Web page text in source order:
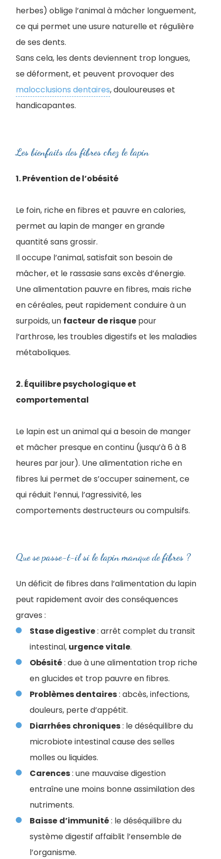
herbes) oblige l’animal à mâcher longuement,
ce qui permet une usure naturelle et régulière
de ses dents.
Sans cela, les dents deviennent trop longues,
se déforment, et peuvent provoquer des
malocclusions dentaires, douloureuses et
handicapantes.
Les bienfaits des fibres chez le lapin
1. Prévention de l’obésité
Le foin, riche en fibres et pauvre en calories,
permet au lapin de manger en grande
quantité sans grossir.
Il occupe l’animal, satisfait son besoin de
mâcher, et le rassasie sans excès d’énergie.
Une alimentation pauvre en fibres, mais riche
en céréales, peut rapidement conduire à un
surpoids, un facteur de risque pour
l’arthrose, les troubles digestifs et les maladies
métaboliques.
2. Équilibre psychologique et
comportemental
Le lapin est un animal qui a besoin de manger
et mâcher presque en continu (jusqu’à 6 à 8
heures par jour). Une alimentation riche en
fibres lui permet de s’occuper sainement, ce
qui réduit l’ennui, l’agressivité, les
comportements destructeurs ou compulsifs.
Que se passe-t-il si le lapin manque de fibres ?
Un déficit de fibres dans l’alimentation du lapin
peut rapidement avoir des conséquences
graves :
Stase digestive: arrêt complet du transit
intestinal, urgencevitale.
Obésité: due à une alimentation trop riche
en glucides et trop pauvre en fibres.
Problèmes dentaires: abcès, infections,
douleurs, perte d’appétit.
Diarrhées chroniques: le déséquilibre du
microbiote intestinal cause des selles
molles ou liquides.
Carences: une mauvaise digestion
entraîne une moins bonne assimilation des
nutriments.
Baisse d’immunité: le déséquilibre du
système digestif affaiblit l’ensemble de
l’organisme.